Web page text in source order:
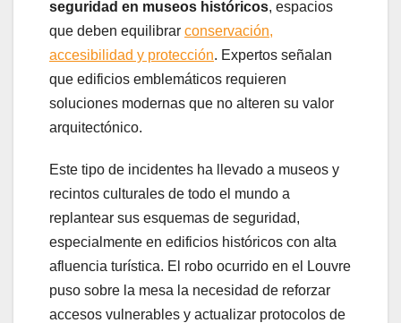
seguridad en museos históricos, espacios
que deben equilibrar conservación,
accesibilidad y protección. Expertos señalan
que edificios emblemáticos requieren
soluciones modernas que no alteren su valor
arquitectónico.
Este tipo de incidentes ha llevado a museos y
recintos culturales de todo el mundo a
replantear sus esquemas de seguridad,
especialmente en edificios históricos con alta
afluencia turística. El robo ocurrido en el Louvre
puso sobre la mesa la necesidad de reforzar
accesos vulnerables y actualizar protocolos de